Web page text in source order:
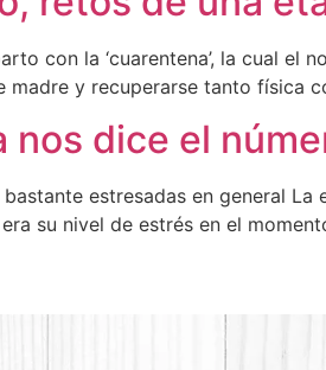
con la ‘cuarentena’, la cual el
madre y recuperarse tanto física
nos dice el
estresadas en general
su nivel de estrés en el